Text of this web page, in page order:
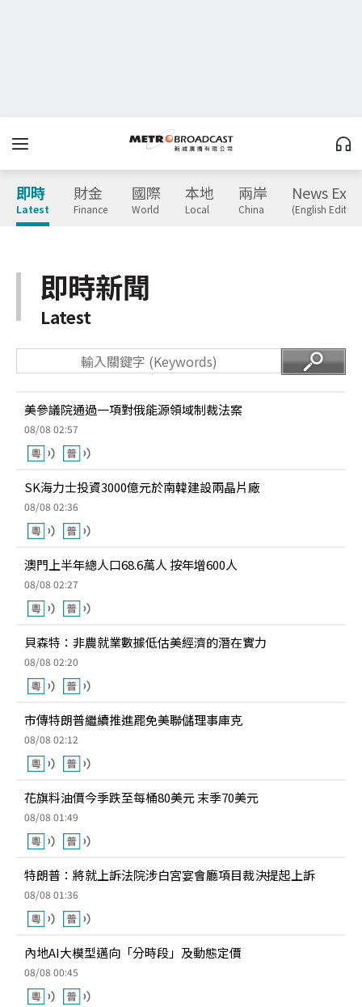
即時
Latest
財金
Finance
國際
World
本地
Local
兩岸
China
News
(English
即時新聞
Latest
美參議院通過一項對俄能源領域制裁法案
08/08 02:57
SK海力士投資3000億元於南韓建設兩晶片廠
08/08 02:36
澳門上半年總人口68.6萬人 按年增600人
08/08 02:27
貝森特：非農就業數據低估美經濟的潛在實力
08/08 02:20
市傳特朗普繼續推進罷免美聯儲理事庫克
08/08 02:12
花旗料油價今季跌至每桶80美元 末季70美元
08/08 01:49
特朗普：將就上訴法院涉白宮宴會廳項目裁決提起上訴
08/08 01:36
內地AI大模型邁向「分時段」及動態定價
08/08 00:45